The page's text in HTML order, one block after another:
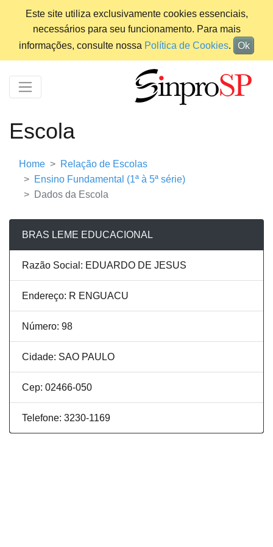
Este site utiliza exclusivamente cookies essenciais,
necessários para seu funcionamento. Para mais
informações, consulte nossa Política de Cookies. Ok
Escola
Home
Relação de Escolas
Ensino Fundamental (1ª à 5ª série)
Dados da Escola
BRAS LEME EDUCACIONAL
Razão Social: EDUARDO DE JESUS
Endereço: R ENGUACU
Número: 98
Cidade: SAO PAULO
Cep: 02466-050
Telefone: 3230-1169